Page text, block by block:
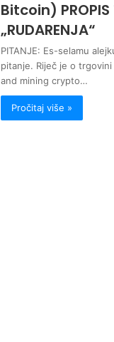
Bitcoin) PROPIS
„RUDARENJA“
PITANJE: Es-selamu
pitanje. Riječ je o
and mining crypto…
Pročitaj više »